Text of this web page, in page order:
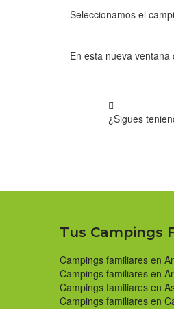
Seleccionamos el
En esta nueva
¿Sigues
Tus Campings
Campings familiares en
Campings familiares en
Campings familiares en
Campings familiares en